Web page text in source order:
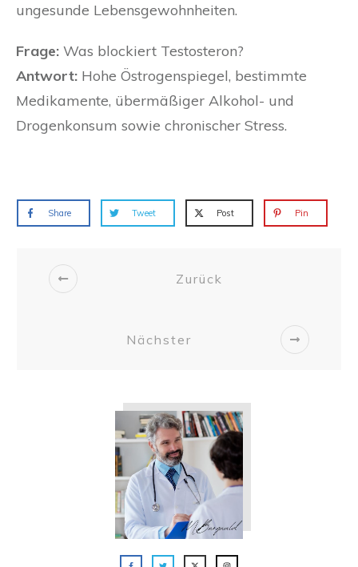
ungesunde Lebensgewohnheiten.
Frage: Was blockiert Testosteron?
Antwort: Hohe Östrogenspiegel, bestimmte
Medikamente, übermäßiger Alkohol- und
Drogenkonsum sowie chronischer Stress.
Share Tweet Post Pin
Zurück
Nächster